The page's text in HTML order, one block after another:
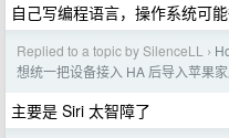
自己写编程语言，操作系统可
Replied to a topic by SilenceLL ›
想统一把设备接入 HA 后导入苹果
主要是 Siri 太智障了